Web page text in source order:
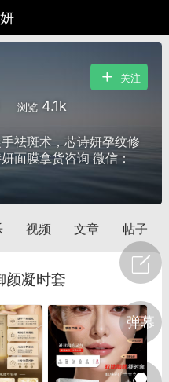
弹幕
无创溶斑术
卡卡美业
浏览 4.1k
关注
祛斑术，芯诗妍孕纹修
面膜拿货咨询 微信：
视频 文章 帖子
颜凝时套